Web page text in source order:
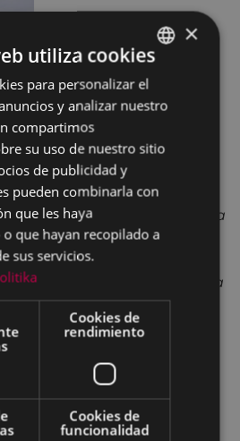
(Aramaio,2000) siempre ha
desde muy
con los
y en el instituto, junto a la
sus primeras
disco, “ Ilun eta abar
ha actuado en
como Jazzaldia, Museo
Festibala…
BASQUE
SPANISH
×
utiliza cookies
para personalizar el
y analizar nuestro
compartimos
su uso de nuestro sitio
de publicidad y
pueden combinarla con
que les haya
que hayan recopilado a
sus servicios.
Cookies de
rendimiento
Cookies de
funcionalidad